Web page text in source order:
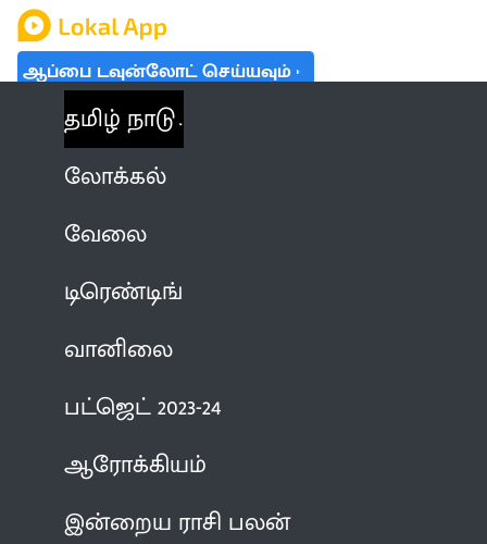
ஆப்பை டவுன்லோட் செய்யவும்
தமிழ் நாடு
லோக்கல்
வேலை
டிரெண்டிங்
வானிலை
பட்ஜெட் 2023-24
ஆரோக்கியம்
இன்றைய ராசி பலன்